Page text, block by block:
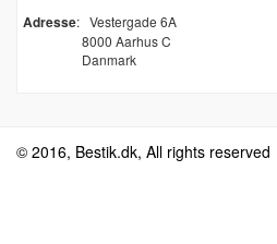
Adresse: Vestergade 6A
8000 Aarhus C
Danmark
© 2016, Bestik.dk, All rights reserved